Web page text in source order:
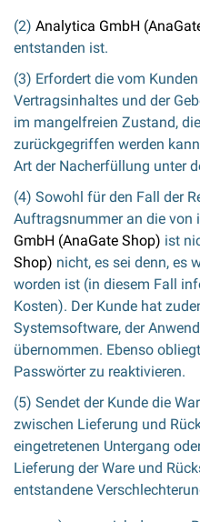
(2) Analytica GmbH
entstanden ist.
(3) Erfordert die vom
Vertragsinhaltes und der
im mangelfreien Zustand,
zurückgegriffen werden
Art der Nacherfüllung unter
(4) Sowohl für den Fall der
Auftragsnummer an die von
GmbH (AnaGate Shop) ist
Shop) nicht, es sei denn, es
worden ist (in diesem Fall
Kosten). Der Kunde hat
Systemsoftware, der
übernommen. Ebenso
Passwörter zu reaktivieren.
(5) Sendet der Kunde die
zwischen Lieferung und
eingetretenen Untergang
Lieferung der Ware und
entstandene